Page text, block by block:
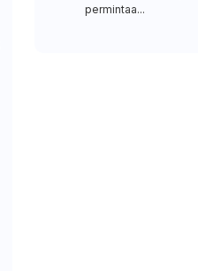
permintaa...